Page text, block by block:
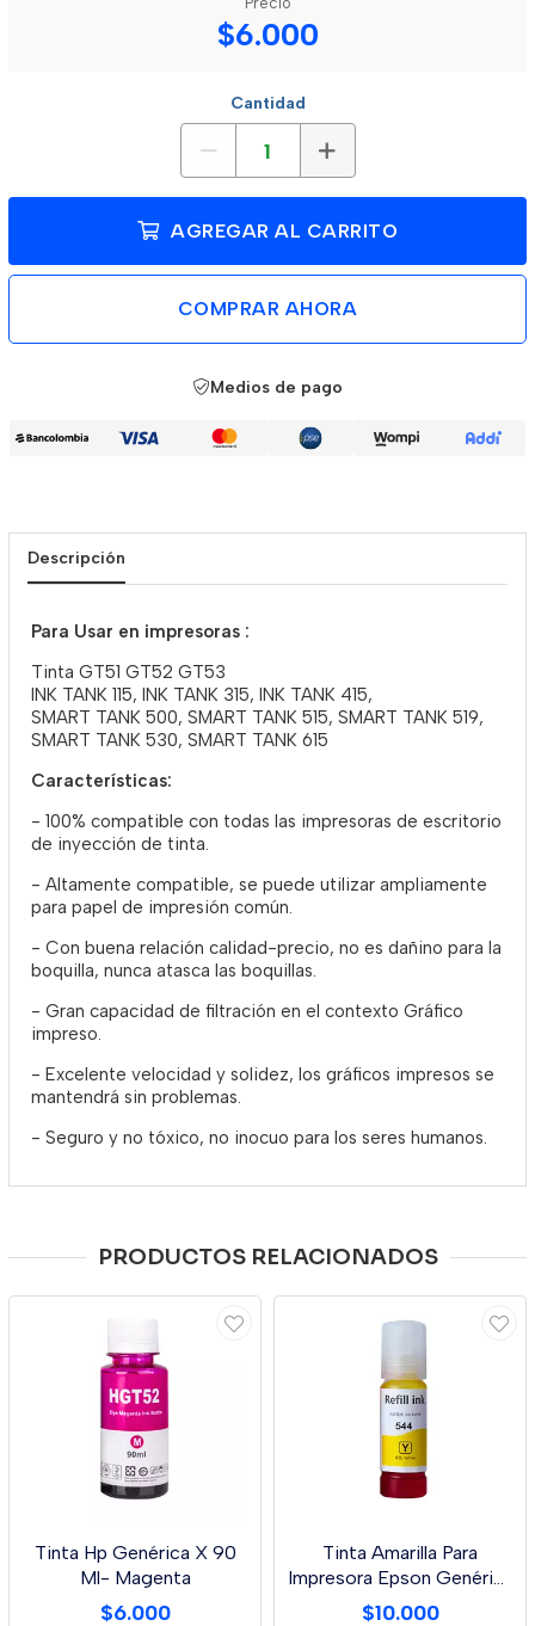
$6.000
Cantidad
AGREGAR AL CARRITO
COMPRAR AHORA
Medios de pago
Descripción
Para Usar en impresoras :
Tinta GT51 GT52 GT53
INK TANK 115, INK TANK 315, INK TANK 415,
SMART TANK 500, SMART TANK 515, SMART TANK 519,
SMART TANK 530, SMART TANK 615
Características:
- 100% compatible con todas las impresoras de escritorio
de inyección de tinta.
- Altamente compatible, se puede utilizar ampliamente
para papel de impresión común.
- Con buena relación calidad-precio, no es dañino para la
boquilla, nunca atasca las boquillas.
- Gran capacidad de filtración en el contexto Gráfico
impreso.
- Excelente velocidad y solidez, los gráficos impresos se
mantendrá sin problemas.
- Seguro y no tóxico, no inocuo para los seres humanos.
PRODUCTOS RELACIONADOS
Tinta Hp Genérica X 90
Ml- Magenta
$6.000
Tinta Amarilla Para
Impresora Epson Genérica
X 70 Ml L3110
$10.000